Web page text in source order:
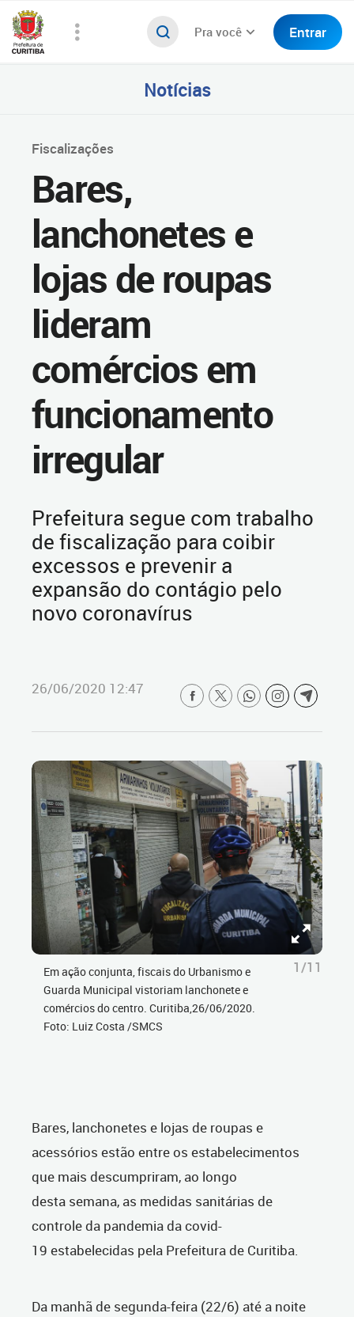
Pra você Entrar
Notícias
Fiscalizações
Bares,
lanchonetes e
lojas de roupas
lideram
comércios em
funcionamento
irregular
Prefeitura segue com trabalho
de fiscalização para coibir
excessos e prevenir a
expansão do contágio pelo
novo coronavírus
26/06/2020 12:47
Em ação conjunta, fiscais do Urbanismo e
Guarda Municipal vistoriam lanchonete e
comércios do centro. Curitiba,26/06/2020.
Foto: Luiz Costa /SMCS
1/11
Bares, lanchonetes e lojas de roupas e
acessórios estão entre os estabelecimentos
que mais descumpriram, ao longo
desta semana, as medidas sanitárias de
controle da pandemia da covid-
19 estabelecidas pela Prefeitura de Curitiba.
Da manhã de segunda-feira (22/6) até a noite